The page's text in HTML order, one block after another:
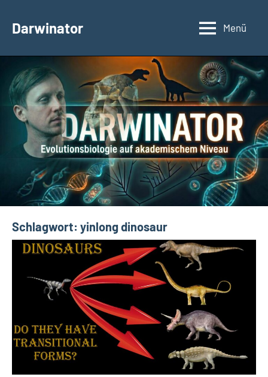
InhaltDarwinator
Evolutionsbiologie
Menü
Schlagwort: yinlong dinosaur